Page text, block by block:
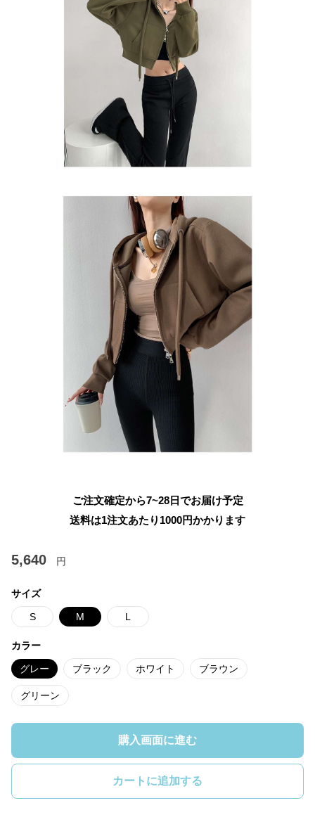
ご注文確定から7~28日でお届け予定
送料は1注文あたり 1000円かかります
5,640 円
サイズ
S M L
カラー
グレー ブラック ホワイト ブラウン
グリーン
購入画面に進む
カートに追加する